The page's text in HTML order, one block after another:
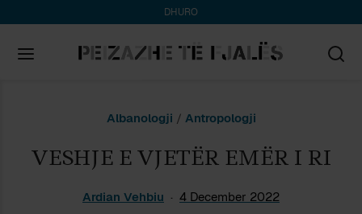
DHURO
Albanologji / Antropologji
VESHJE E VJETËR EMËR I RI
Ardian Vehbiu 4 December 2022